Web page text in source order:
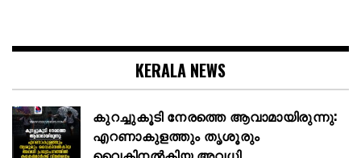
KERALA NEWS
കുറച്ചുകൂടി നേരത്തെ ആവാമായിരുന്നു:
എറണാകുളത്തും തൃശൂരും